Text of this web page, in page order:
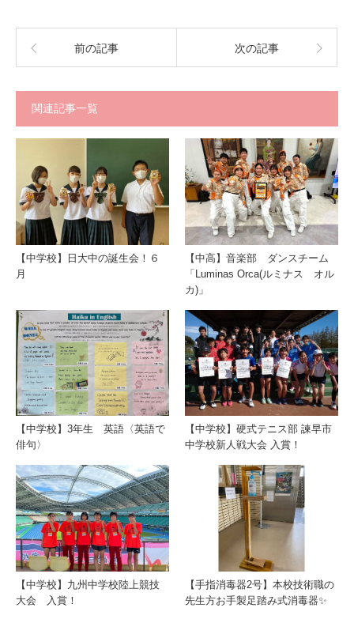
前の記事 次の記事
関連記事一覧
【中学校】日大中の誕生会！６
月
【中高】音楽部 ダンスチーム
「Luminas Orca(ルミナス オル
カ)」
【中学校】3年生 英語〈英語で
俳句〉
【中学校】硬式テニス部 諫早市
中学校新人戦大会 入賞！
【中学校】九州中学校陸上競技
大会 入賞！
【手指消毒器2号】本校技術職の
先生方お手製足踏み式消毒器✨